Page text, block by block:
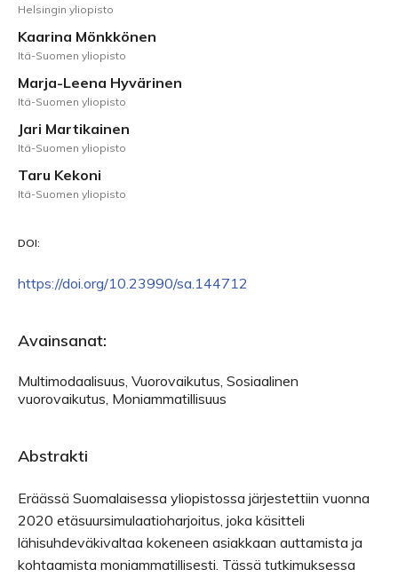
Helsingin yliopisto
Kaarina Mönkkönen
Itä-Suomen yliopisto
Marja-Leena Hyvärinen
Itä-Suomen yliopisto
Jari Martikainen
Itä-Suomen yliopisto
Taru Kekoni
Itä-Suomen yliopisto
DOI:
https://doi.org/10.23990/sa.144712
Avainsanat:
Multimodaalisuus, Vuorovaikutus, Sosiaalinen
vuorovaikutus, Moniammatillisuus
Abstrakti
Eräässä Suomalaisessa yliopistossa järjestettiin vuonna
2020 etäsuursimulaatioharjoitus, joka käsitteli
lähisuhdeväkivaltaa kokeneen asiakkaan auttamista ja
kohtaamista moniammatillisesti. Tässä tutkimuksessa